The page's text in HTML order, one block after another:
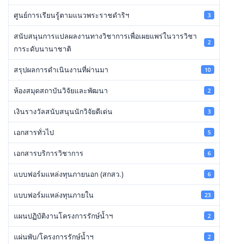
ศูนย์การเรียนรู้ตามแนวพระราชดำริฯ 3
สนับสนุนการแปลผลงานทางวิชาการเพื่อเผยแพร่ในวารวิชา
การะดับนานาชาติ
2
สรุปผลการดำเนินงานที่ผ่านมา 10
ห้องสมุดสถาบันวิจัยและพัฒนา 2
เงินรางวัลสนับสนุนนักวิจัยดีเด่น 3
เอกสารทั่วไป 5
เอกสารบริการวิชาการ 6
แบบฟอร์มแหล่งทุนภายนอก (สกสว.) 6
แบบฟอร์มแหล่งทุนภายใน 23
แผนปฏิบัติงานโครงการรักษ์น้ำฯ 2
แผ่นพับ/โครงการรักษ์น้ำฯ 2